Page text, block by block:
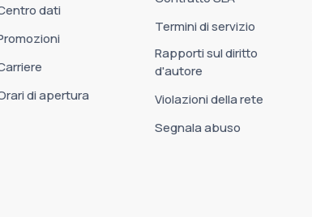
dati
di apertura
Termini di servizio
Rapporti sul diritto
d'autore
Violazioni della rete
Segnala abuso